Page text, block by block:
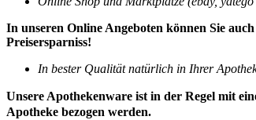
In unseren Online Angeboten können Sie
Preisersparniss!
In bester Qualität natürlich in Ihrer
Unsere Apothekenware ist in der Regel mit
Apotheke bezogen werden.